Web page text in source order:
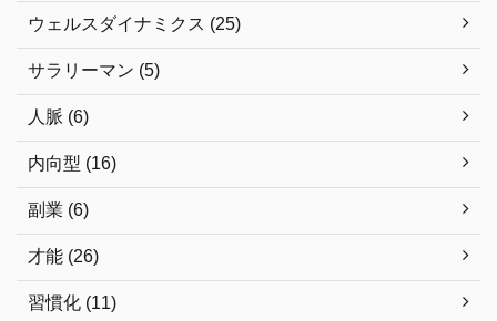
ウェルスダイナミクス (25)
サラリーマン (5)
人脈 (6)
内向型 (16)
副業 (6)
才能 (26)
習慣化 (11)